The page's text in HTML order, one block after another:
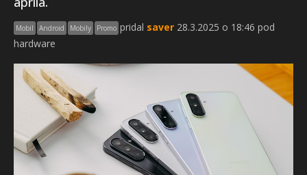
Mobil Android Mobily Promo pridal saver 28.3.2025 o 18:46 pod
hardware